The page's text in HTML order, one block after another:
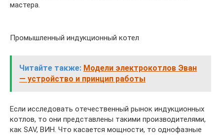
мастера.
Промышленный индукционный котел
Читайте также: Модели электрокотлов Эван
— устройство и принцип работы
Если исследовать отечественный рынок индукционных
котлов, то они представлены такими производителями,
как SAV, ВИН. Что касается мощности, то однофазные